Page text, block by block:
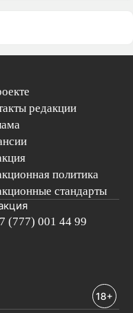
редакции
политика
стандарты
(777) 001 44 99